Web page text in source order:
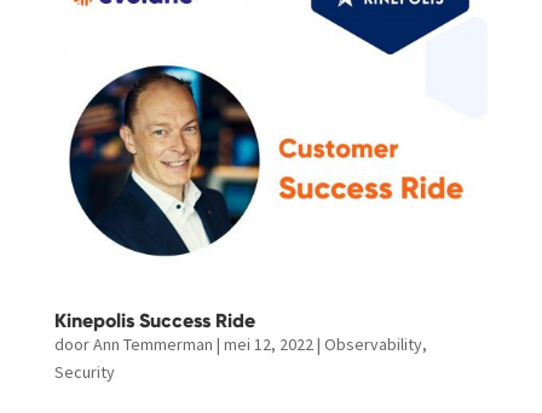
Kinepolis Success Ride
doorAnn Temmerman | mei 12, 2022| Observability,
Security